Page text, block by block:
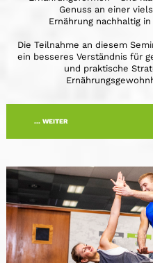
Genuss an einer
Ernährung nachhaltig
Die Teilnahme an diesem
ein besseres Verständnis für
und praktische
... WEITER